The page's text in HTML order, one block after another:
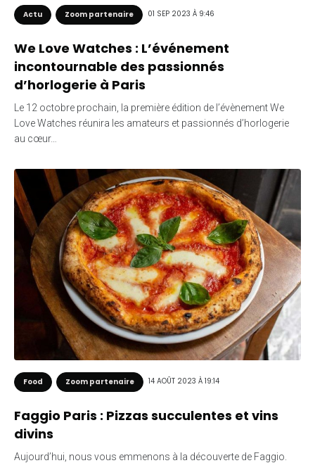
Actu Zoom partenaire 01 SEP 2023 À 9:46
We Love Watches : L’événement
incontournable des passionnés
d’horlogerie à Paris
Le 12 octobre prochain, la première édition de l’évènement We
Love Watches réunira les amateurs et passionnés d’horlogerie
au cœur…
Food Zoom partenaire 14 AOÛT 2023 À 19:14
Faggio Paris : Pizzas succulentes et vins
divins
Aujourd’hui, nous vous emmenons à la découverte de Faggio.